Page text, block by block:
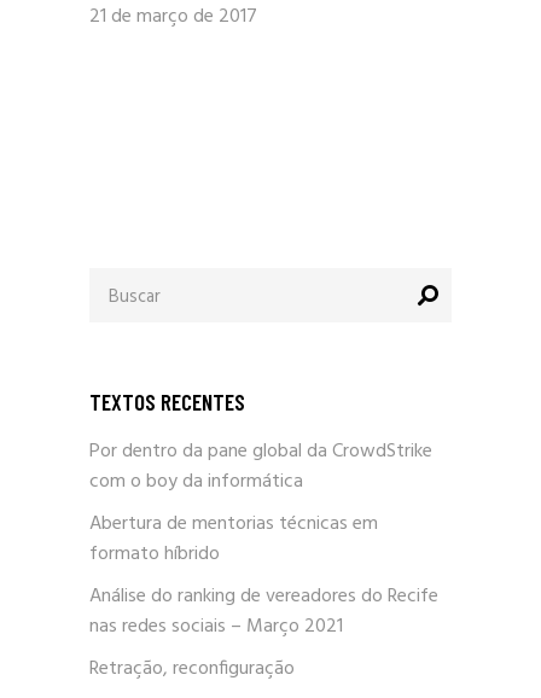
21 de março de 2017
por:
TEXTOS RECENTES
Por dentro da pane global da CrowdStrike
com o boy da informática
Abertura de mentorias técnicas em
formato híbrido
Análise do ranking de vereadores do Recife
nas redes sociais – Março 2021
Retração, reconfiguração